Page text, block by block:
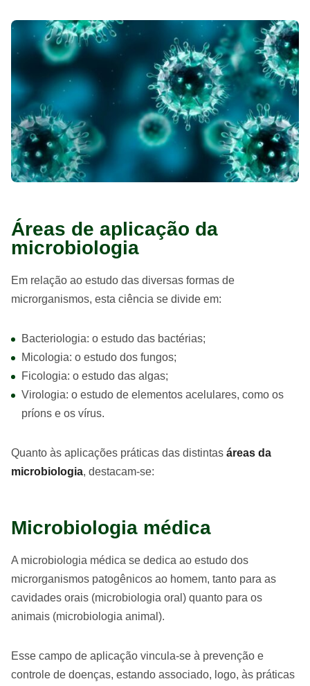
Áreas de aplicação da
microbiologia
Em relação ao estudo das diversas formas de
microrganismos, esta ciência se divide em:
Bacteriologia: o estudo das bactérias;
Micologia: o estudo dos fungos;
Ficologia: o estudo das algas;
Virologia: o estudo de elementos acelulares, como os
príons e os vírus.
Quanto às aplicações práticas das distintas áreas da
microbiologia, destacam-se:
Microbiologia médica
A microbiologia médica se dedica ao estudo dos
microrganismos patogênicos ao homem, tanto para as
cavidades orais (microbiologia oral) quanto para os
animais (microbiologia animal).
Esse campo de aplicação vincula-se à prevenção e
controle de doenças, estando associado, logo, às práticas